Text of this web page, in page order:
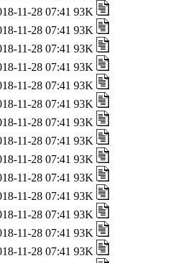
11-28 07:41 93K
11-28 07:41 93K
11-28 07:41 93K
11-28 07:41 93K
11-28 07:41 93K
11-28 07:41 93K
11-28 07:41 93K
11-28 07:41 93K
11-28 07:41 93K
11-28 07:41 93K
11-28 07:41 93K
11-28 07:41 93K
11-28 07:41 93K
11-28 07:41 93K